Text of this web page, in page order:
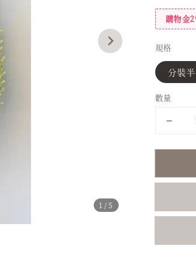
1 /5
購物金
規格
分裝
數量